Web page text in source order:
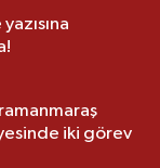
iki görev